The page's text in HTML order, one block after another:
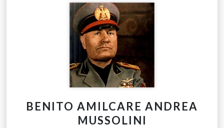
BENITO AMILCARE ANDREA
MUSSOLINI